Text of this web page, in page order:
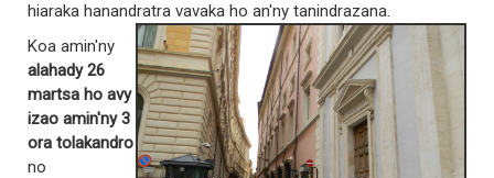
hiaraka hanandratra vavaka ho an'ny tanindrazana.
Koa amin'ny
alahady 26
martsa ho avy
izao amin'ny 3
ora tolakandro
no